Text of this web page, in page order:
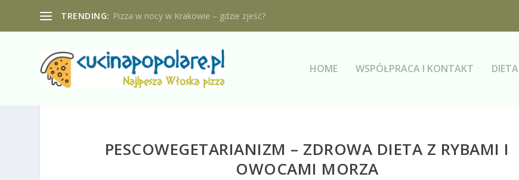
TRENDING: Pizza w nocy w Krakowie – gdzie zjeść?
HOME WSPÓŁPRACA I KONTAKT DIETA
PESCOWEGETARIANIZM – ZDROWA DIETA Z RYBAMI I
OWOCAMI MORZA